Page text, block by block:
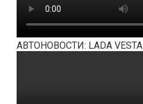
АВТОНОВОСТИ: LADA VESTA